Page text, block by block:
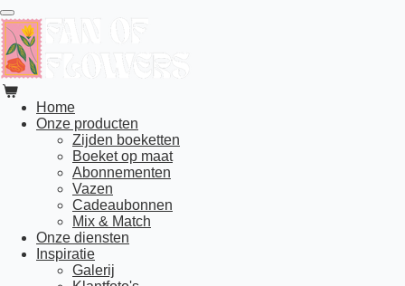
Ga
direct
naar
de
hoofdinhoud
Home
Onze producten
Zijden boeketten
Boeket op maat
Abonnementen
Vazen
Cadeaubonnen
Mix & Match
Onze diensten
Inspiratie
Galerij